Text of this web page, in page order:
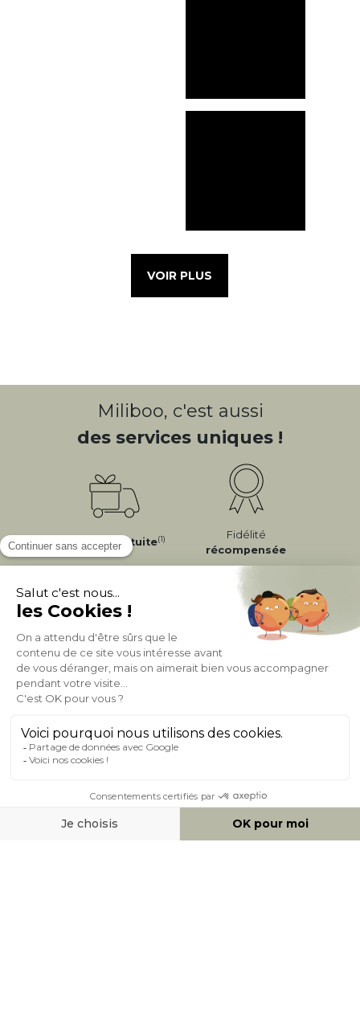
VOIR PLUS
Miliboo, c'est aussi
des services uniques !
LivraisonGratuite(1)
Fidélité
récompensée
Expéditionen
24/72h
Appel gratuit
0 20 88 04 14
À PROPOS DE MILIBOO